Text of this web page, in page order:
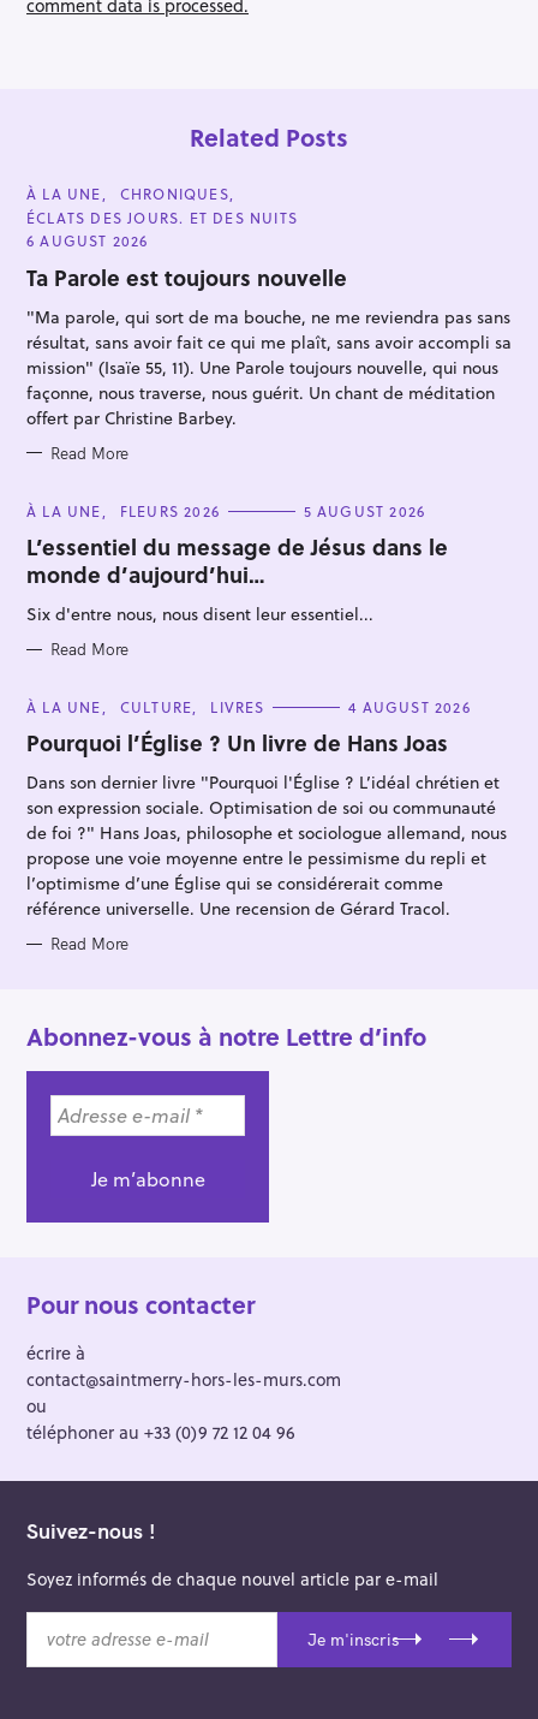
t
comment data is processed.
Related Posts
C
A
T
E
O
R
E
À LA UNE
CHRONIQUES
ÉCLATS DES JOURS. ET DES NUITS
6 AUGUST 2026
Ta Parole est toujours nouvelle
"Ma parole, qui sort de ma bouche, ne me reviendra pas sans
résultat, sans avoir fait ce qui me plaît, sans avoir accompli sa
mission" (Isaïe 55, 11). Une Parole toujours nouvelle, qui nous
façonne, nous traverse, nous guérit. Un chant de méditation
offert par Christine Barbey.
Read More
C
T
E
G
O
R
I
S
À LA UNE FLEURS 2026 5 AUGUST 2026
L’essentiel du message de Jésus dans le
monde d’aujourd’hui…
Six d'entre nous, nous disent leur essentiel...
Read More
C
T
E
O
I
E
S
À LA UNE CULTURE LIVRES 4 AUGUST 2026
Pourquoi l’Église ? Un livre de Hans Joas
Dans son dernier livre "Pourquoi l'Église ? L’idéal chrétien et
son expression sociale. Optimisation de soi ou communauté
de foi ?" Hans Joas, philosophe et sociologue allemand, nous
propose une voie moyenne entre le pessimisme du repli et
l’optimisme d’une Église qui se considérerait comme
référence universelle. Une recension de Gérard Tracol.
Read More
Abonnez-vous à notre Lettre d’info
Pour nous contacter
écrire à
contact@saintmerry-hors-les-murs.com
ou
téléphoner au +33 (0)9 72 12 04 96
Suivez-nous !
Soyez informés de chaque nouvel article par e-mail
t
Je m'inscris
S
e
r
f
o
r
: